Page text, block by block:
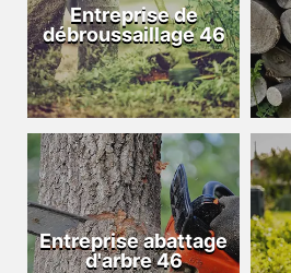
Entreprise de
débroussaillage 46
Entreprise abattage
d'arbre 46